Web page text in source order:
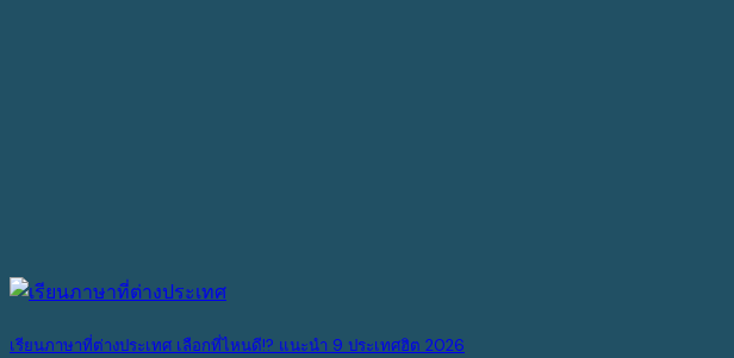
เรียนภาษาที่ต่างประเทศ เลือกที่ไหนดี!? แนะนำ 9 ประเทศฮิต 2026